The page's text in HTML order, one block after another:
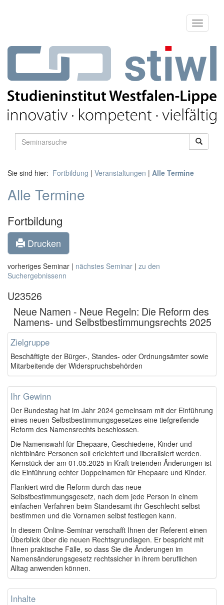
Sie sind hier: Fortbildung | Veranstaltungen | Alle Termine
Alle Termine
Fortbildung
Drucken
vorheriges Seminar | nächstes Seminar | zu den
Suchergebnissenn
U23526
Neue Namen - Neue Regeln: Die Reform des
Namens- und Selbstbestimmungsrechts 2025
Zielgruppe
Beschäftigte der Bürger-, Standes- oder Ordnungsämter sowie
Mitarbeitende der Widerspruchsbehörden
Ihr Gewinn
Der Bundestag hat im Jahr 2024 gemeinsam mit der Einführung
eines neuen Selbstbestimmungsgesetzes eine tiefgreifende
Reform des Namensrechts beschlossen.
Die Namenswahl für Ehepaare, Geschiedene, Kinder und
nichtbinäre Personen soll erleichtert und liberalisiert werden.
Kernstück der am 01.05.2025 in Kraft tretenden Änderungen ist
die Einführung echter Doppelnamen für Ehepaare und Kinder.
Flankiert wird die Reform durch das neue
Selbstbestimmungsgesetz, nach dem jede Person in einem
einfachen Verfahren beim Standesamt ihr Geschlecht selbst
bestimmen und die Vornamen selbst festlegen kann.
In diesem Online-Seminar verschafft Ihnen der Referent einen
Überblick über die neuen Rechtsgrundlagen. Er bespricht mit
Ihnen praktische Fälle, so dass Sie die Änderungen im
Namensänderungsgesetz rechtssicher in ihrem beruflichen
Alltag anwenden können.
Inhalte